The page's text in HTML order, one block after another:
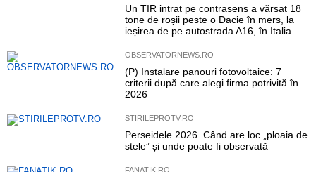
Un TIR intrat pe contrasens a vărsat 18
tone de roșii peste o Dacie în mers, la
ieșirea de pe autostrada A16, în Italia
OBSERVATORNEWS.RO
(P) Instalare panouri fotovoltaice: 7
criterii după care alegi firma potrivită în
2026
STIRILEPROTV.RO
Perseidele 2026. Când are loc „ploaia de
stele” și unde poate fi observată
FANATIK.RO